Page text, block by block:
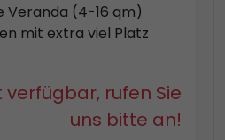
Veranda (4-16 qm)
mit extra viel Platz
verfügbar, rufen Sie
uns bitte an!